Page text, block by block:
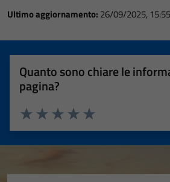
Ultimo aggiornamento: 26/09/2025, 15:55
Quanto sono chiare le
pagina?
Valuta 5 stelle su 5
Valuta 4 stelle su 5
Valuta 3 stelle su 5
Valuta 2 stelle su 5
Valuta 1 stelle su 5